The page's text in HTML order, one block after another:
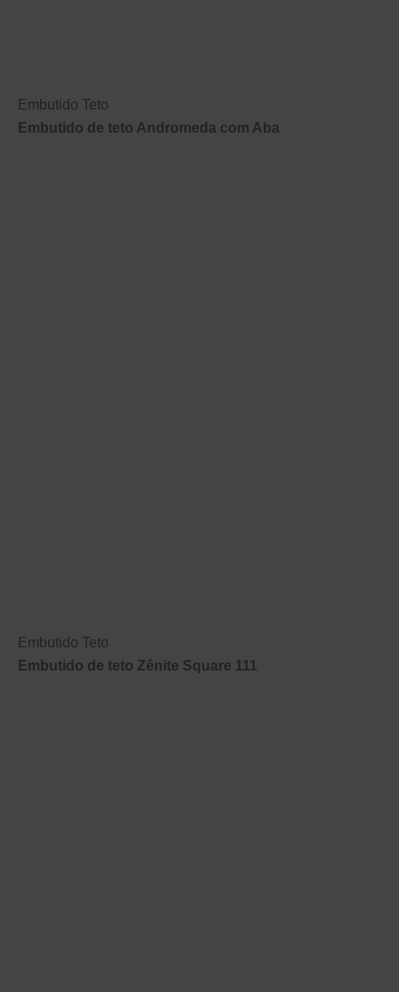
Embutido Teto
Embutido de teto Andromeda com Aba
Embutido Teto
Embutido de teto Zênite Square 111